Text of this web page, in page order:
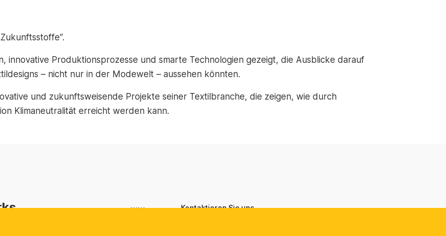
innovative Produktionsprozesse und smarte Technologien gezeigt, die Ausblicke darauf
– nicht nur in der Modewelt – aussehen könnten.
und zukunftsweisende Projekte seiner Textilbranche, die zeigen, wie durch
Klimaneutralität erreicht werden kann.
Kontaktieren Sie uns